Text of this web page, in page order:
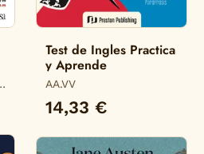
Test de Ingles Practica
y Aprende
AA.VV
14,33 €